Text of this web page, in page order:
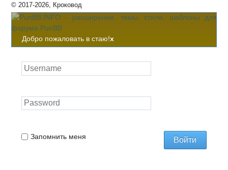
© 2017-2026, Кроковод
Добро пожаловать в стаю!x
Запомнить меня